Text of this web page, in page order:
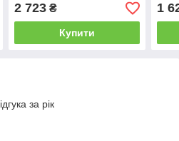
2 723₴
Купити
1
за рік